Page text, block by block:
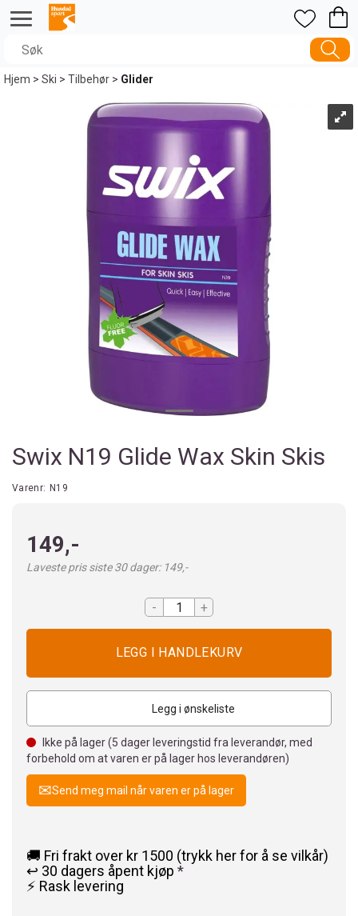
Hjem>Ski>Tilbehør>Glider
Swix N19 Glide Wax Skin Skis
Varenr: N19
149,-
Laveste pris siste 30 dager: 149,-
- +
Legg i ønskeliste
Ikke på lager (5 dager leveringstid fra leverandør, med
forbehold om at varen er på lager hos leverandøren)
Send meg mail når varen er på lager
🚚 Fri frakt over kr 1500 (trykk her for å se vilkår)
↩️ 30 dagers åpent kjøp *
⚡ Rask levering